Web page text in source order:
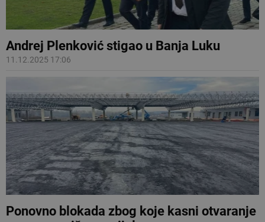
Andrej Plenković stigao u Banja Luku
11.12.2025 17:06
Ponovno blokada zbog koje kasni otvaranje